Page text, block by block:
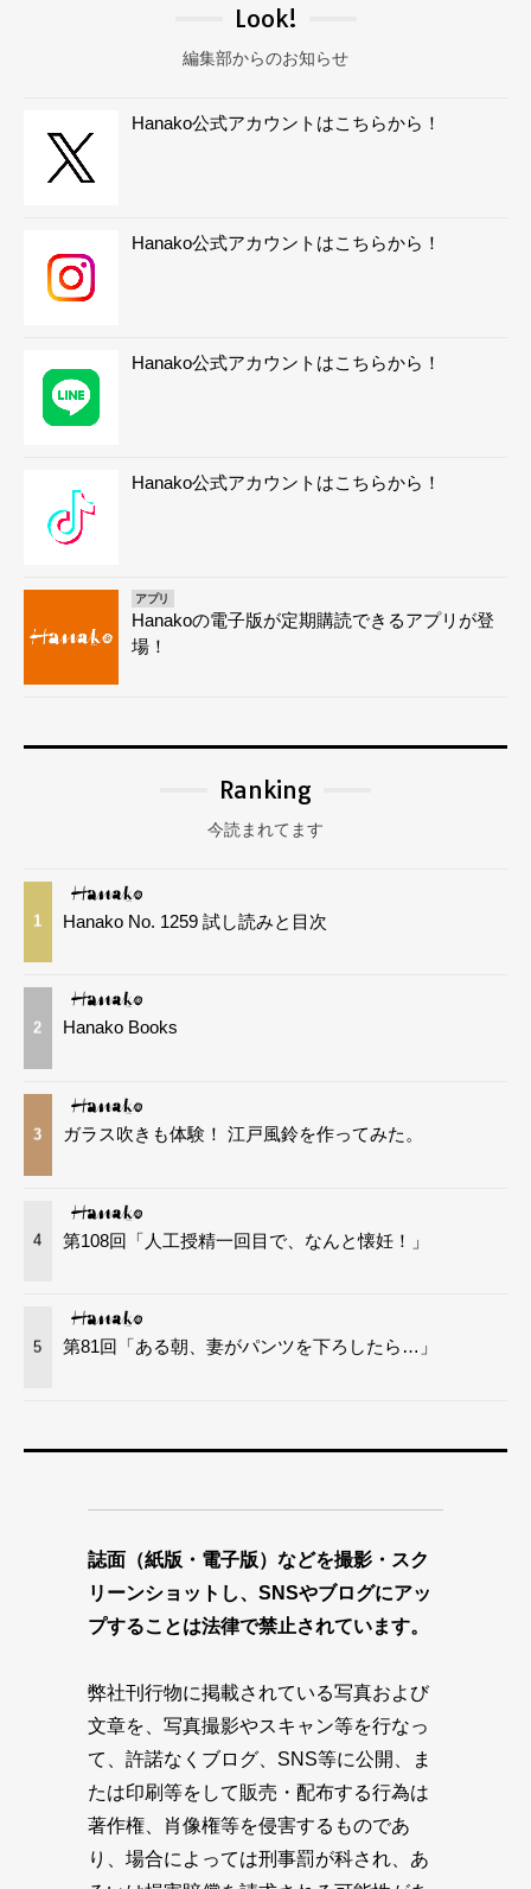
Look!
編集部からのお知らせ
Hanako公式アカウントはこちらから！
Hanako公式アカウントはこちらから！
Hanako公式アカウントはこちらから！
Hanako公式アカウントはこちらから！
アプリ
Hanakoの電子版が定期購読できるアプリが登
場！
Ranking
今読まれてます
1 Hanako No. 1259 試し読みと目次
2 Hanako Books
3 ガラス吹きも体験！ 江戸風鈴を作ってみた。
4 第108回「人工授精一回目で、なんと懐妊！」
5 第81回「ある朝、妻がパンツを下ろしたら…」
誌面（紙版・電子版）などを撮影・スク
リーンショットし、SNSやブログにアッ
プすることは法律で禁止されています。
弊社刊行物に掲載されている写真および
文章を、写真撮影やスキャン等を行なっ
て、許諾なくブログ、SNS等に公開、ま
たは印刷等をして販売・配布する行為は
著作権、肖像権等を侵害するものであ
り、場合によっては刑事罰が科され、あ